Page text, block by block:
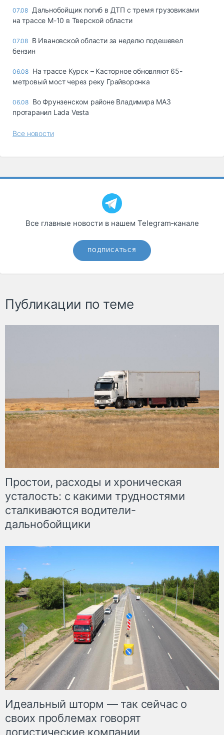
07.08 Дальнобойщик погиб в ДТП с тремя грузовиками
на трассе М-10 в Тверской области
07.08 В Ивановской области за неделю подешевел
бензин
06.08 На трассе Курск – Касторное обновляют 65-
метровый мост через реку Грайворонка
06.08 Во Фрунзенском районе Владимира МАЗ
протаранил Lada Vesta
Все новости
Все главные новости в нашем Telegram‑канале
ПОДПИСАТЬСЯ
Публикации по теме
Простои, расходы и хроническая
усталость: с какими трудностями
сталкиваются водители-
дальнобойщики
Идеальный шторм — так сейчас о
своих проблемах говорят
логистические компании